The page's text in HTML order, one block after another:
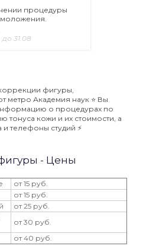
процедуры
до 31.08
фигуры,
метро Академия наук ⭐️ Вы
о процедурах по
кожи и их стоимости, а
телефоны студий ⚡️
- Цены
от 15 руб.
от 15 руб.
от 25 руб.
от 30 руб.
от 40 руб.